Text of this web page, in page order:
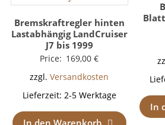
Bremskraftregler hinten
Lastabhängig LandCruiser
J7 bis 1999
Price: 169,00€
zzgl.Versandkosten
Lieferzeit: 2-5 Werktage
In